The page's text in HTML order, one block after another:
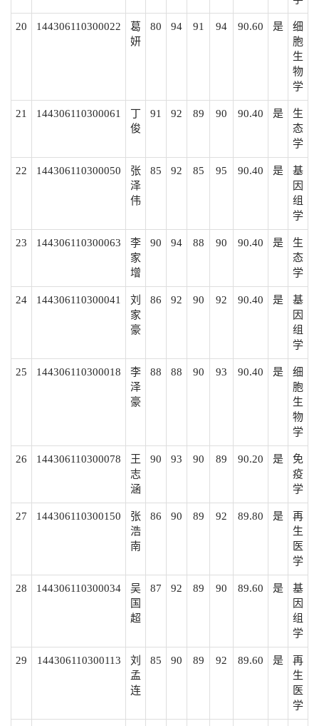
20 144306110300022
葛
妍
80 94 91 94 90.60 是
细
胞
生
物
学
21 144306110300061
丁
俊
91 92 89 90 90.40 是
生
态
学
22 144306110300050
张
泽
伟
85 92 85 95 90.40 是
基
因
组
学
23 144306110300063
李
家
增
90 94 88 90 90.40 是
生
态
学
24 144306110300041
刘
家
豪
86 92 90 92 90.40 是
基
因
组
学
25 144306110300018
李
泽
豪
88 88 90 93 90.40 是
细
胞
生
物
学
26 144306110300078
王
志
涵
90 93 90 89 90.20 是
免
疫
学
27 144306110300150
张
浩
南
86 90 89 92 89.80 是
再
生
医
学
28 144306110300034
吴
国
超
87 92 89 90 89.60 是
基
因
组
学
29 144306110300113
刘
孟
连
85 90 89 92 89.60 是
再
生
医
学